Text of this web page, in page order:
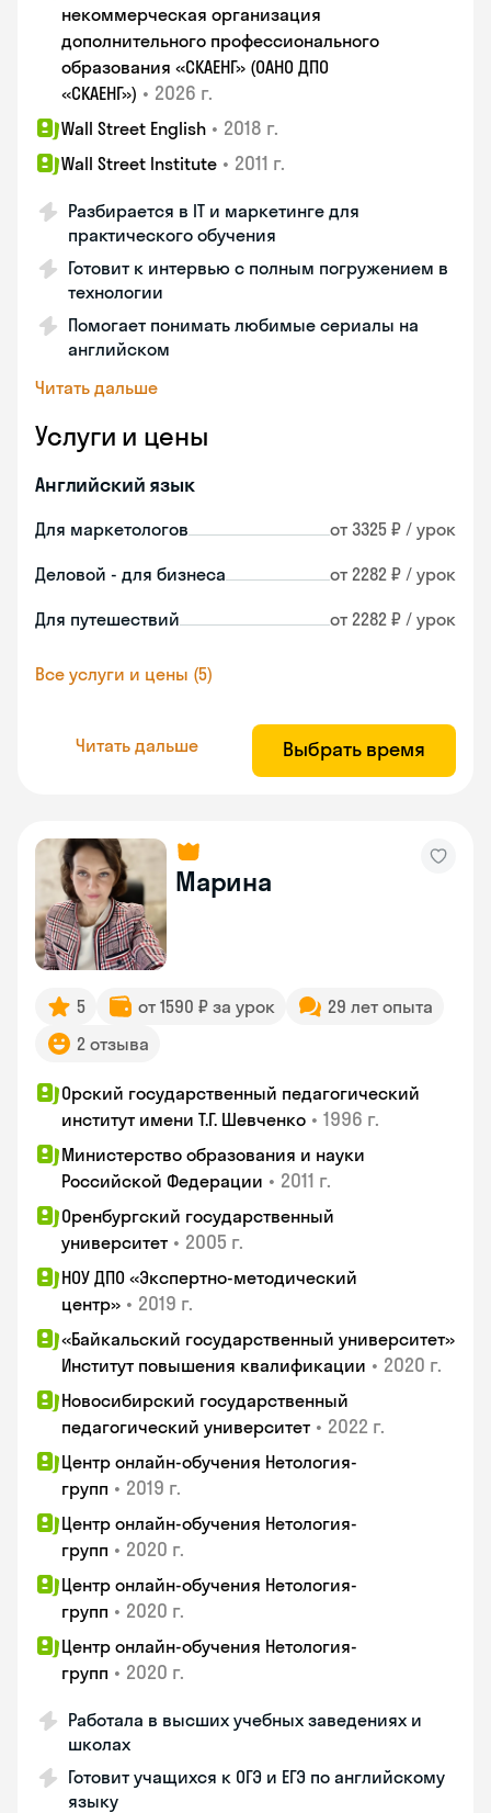
некоммерческая организация
дополнительного профессионального
образования «СКАЕНГ» (ОАНО ДПО
«СКАЕНГ») • 2026 г.
Wall Street English • 2018 г.
Wall Street Institute • 2011 г.
Разбирается в IT и маркетинге для
практического обучения
Готовит к интервью с полным погружением в
технологии
Помогает понимать любимые сериалы на
английском
Читать дальше
Услуги и цены
Английский язык
Для маркетологов от 3325 ₽ / урок
Деловой - для бизнеса от 2282 ₽ / урок
Для путешествий от 2282 ₽ / урок
Все услуги и цены (5)
Читать дальше Выбрать время
Марина
5 от 1590 ₽ за урок
29 лет опыта
2 отзыва
Орский государственный педагогический
институт имени Т.Г. Шевченко • 1996 г.
Министерство образования и науки
Российской Федерации • 2011 г.
Оренбургский государственный
университет • 2005 г.
НОУ ДПО «Экспертно-методический
центр» • 2019 г.
«Байкальский государственный университет»
Институт повышения квалификации • 2020 г.
Новосибирский государственный
педагогический университет • 2022 г.
Центр онлайн-обучения Нетология-
групп • 2019 г.
Центр онлайн-обучения Нетология-
групп • 2020 г.
Центр онлайн-обучения Нетология-
групп • 2020 г.
Центр онлайн-обучения Нетология-
групп • 2020 г.
Работала в высших учебных заведениях и
школах
Готовит учащихся к ОГЭ и ЕГЭ по английскому
языку